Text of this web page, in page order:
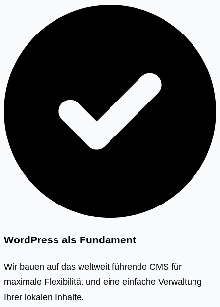
WordPress als Fundament
Wir bauen auf das weltweit führende CMS für
maximale Flexibilität und eine einfache Verwaltung
Ihrer lokalen Inhalte.